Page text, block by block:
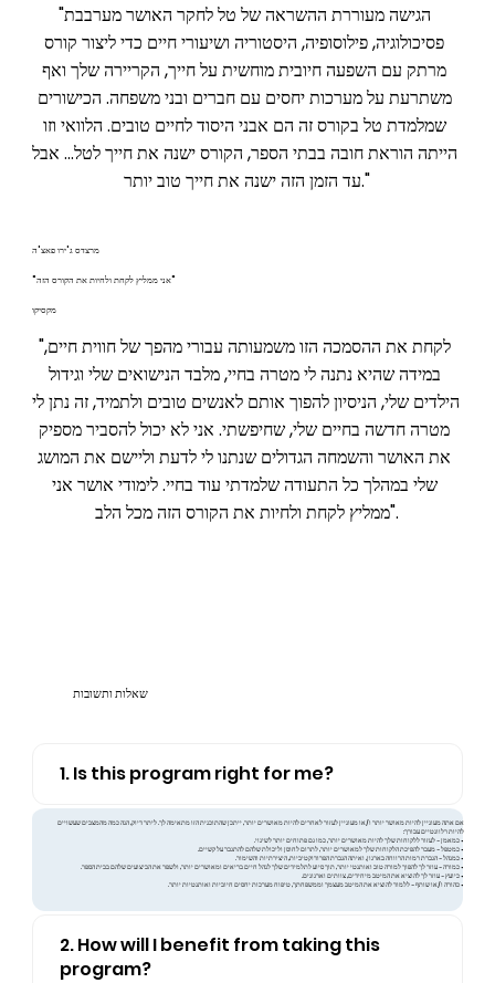
"הגישה מעוררת ההשראה של טל לחקר האושר מערבבת
פסיכולוגיה, פילוסופיה, היסטוריה ושיעורי חיים כדי ליצור קורס
מרתק עם השפעה חיובית מוחשית על חייך, הקריירה שלך ואף
משתרעת על מערכות יחסים עם חברים ובני משפחה. הכישורים
שמלמדת טל בקורס זה הם אבני היסוד לחיים טובים. הלוואי וזו
הייתה הוראת חובה בבתי הספר, הקורס ישנה את חייך לטל... אבל
עד הזמן הזה ישנה את חייך טוב יותר."
מרצדס ג'ירו פאצ'ה
"אני ממליץ לקחת ולחיות את הקורס הזה"
מקסיקו
"לקחת את ההסמכה הזו משמעותה עבורי מהפך של חווית חיים,
במידה שהיא נתנה לי מטרה בחיי, מלבד הנישואים שלי וגידול
הילדים שלי, הניסיון להפוך אותם לאנשים טובים ולתמיד, זה נתן לי
מטרה חדשה בחיים שלי, שחיפשתי. אני לא יכול להסביר מספיק
את האושר והשמחה הגדולים שנתנו לי לדעת וליישם את המושג
שלי במהלך כל התעודה שלמדתי עוד בחיי. לימודי אושר אני
ממליץ לקחת ולחיות את הקורס הזה מכל הלב".
שאלות ותשובות
1. Is this program right for me?
אם אתה מעוניין להיות מאושר יותר ו/או מעוניין לעזור לאחרים להיות מאושרים יותר, ייתכן שהתוכנית הזו מתאימה לך. ליתר דיוק, הנה כמה מהמצבים שעשויים
להיות רלוונטיים עבורך:
• כמאמן - לעזור ללקוחות שלך להיות מאושרים יותר, כמו גם פתוחים יותר לשינוי.
• כמטפל - מעבר להפיכת הלקוחות שלך למאושרים יותר, לתרום לחוסן וליכולת שלהם להתגבר על קשיים.
• כמנהל - הגברת רמות הרווחה בארגון, ואיתה הגברת הפרודוקטיביות, היצירתיות והשימור.
• כמורה - עוזר לך להפוך למורה טוב ואותנטי יותר, תוך סיוע לתלמידים שלך לנהל חיים בריאים ומאושרים יותר, ולשפר את הביצועים שלהם בבית הספר.
• כיועץ - עוזר לך להוציא את המיטב מיחידים, צוותים וארגונים.
• כהורה ו/או שותף - ללמוד להוציא את המיטב מעצמך וממשפחתך, טיפוח מערכות יחסים חיוביות ואותנטיות יותר.
2. How will I benefit from taking this
program?